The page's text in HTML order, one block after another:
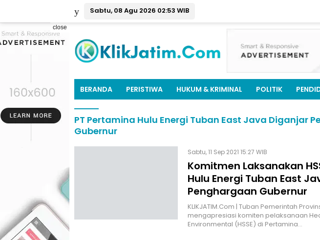
Sabtu, 08 Agu 2026 02:53 WIB
close
BERANDA PERISTIWA HUKUM & KRIMINAL POLITIK
PT Pertamina Hulu Energi Tuban East Java Diganjar
Gubernur
Sabtu, 11 Sep 2021 15:27 WIB
Komitmen Laksanakan
Hulu Energi Tuban East
Penghargaan Gubernur
KLIKJATIM.Com | Tuban Pemerintah
mengapresiasi komiten pelaksanaan
Environmental (HSSE) di Pertamina…